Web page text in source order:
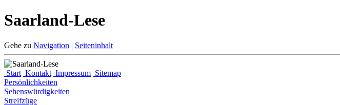
Saarland-Lese
Gehe zu Navigation | Seiteninhalt
Start Kontakt Impressum Sitemap
Persönlichkeiten
Sehenswürdigkeiten
Streifzüge